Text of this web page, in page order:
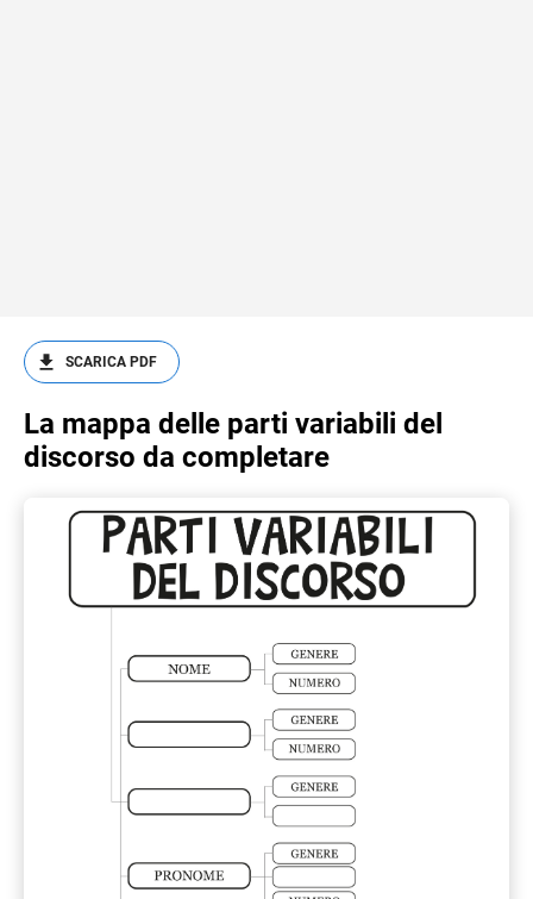
SCARICA PDF
La mappa delle parti variabili del
discorso da completare